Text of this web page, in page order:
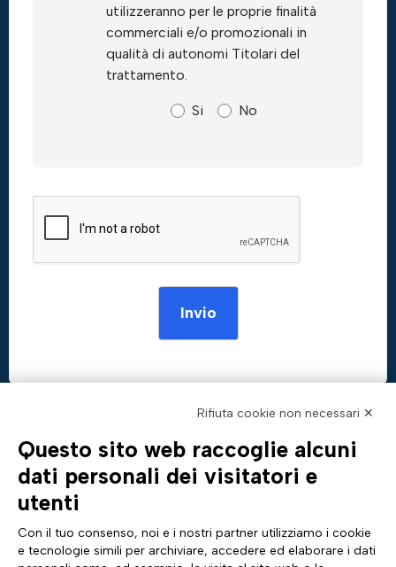
utilizzeranno per le proprie finalità
commerciali e/o promozionali in
qualità di autonomi Titolari del
trattamento.
Si No
Invio
AZIENDA
Profilo aziendale
Certificazioni
Cyber Security
Analyst Report
TUTTO SU DI NOI
Documentazione
Comunicati stampa
Sito internazionale
Rifiuta cookie non necessari ✕
Questo sito web raccoglie alcuni
dati personali dei visitatori e
utenti
Con il tuo consenso, noi e i nostri partner utilizziamo i cookie
e tecnologie simili per archiviare, accedere ed elaborare i dati